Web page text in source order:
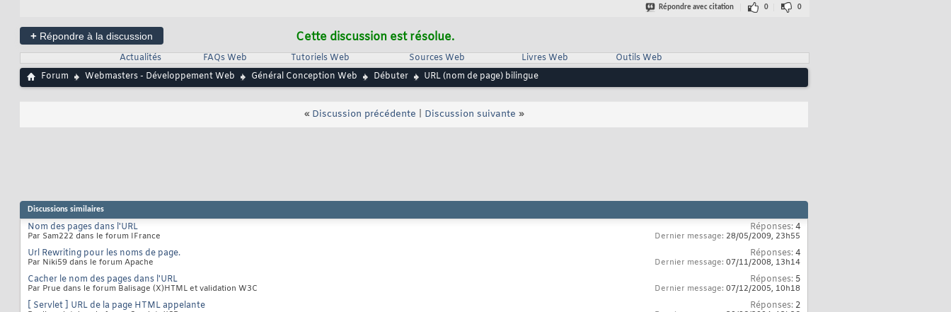
Répondre avec citation 0 0
+ Répondre à la discussion Cette discussion est résolue.
Actualités FAQs Web Tutoriels Web Sources Web Livres Web
Outils Web
Forum
Webmasters - Développement Web Général Conception Web Débuter URL (nom de page) bilingue
« Discussion précédente Discussion suivante »
Discussions similaires
Nom des pages dans l'URL
Par Sam222 dans le forum IFrance
Réponses:4
Dernier message: 28/05/2009, 23h55
Url Rewriting pour les noms de page.
Par Niki59 dans le forum Apache
Réponses:4
Dernier message: 07/11/2008, 13h14
Cacher le nom des pages dans l'URL
Par Prue dans le forum Balisage (X)HTML et validation W3C
Réponses: 5
Dernier message: 07/12/2005, 10h18
[ Servlet ] URL de la page HTML appelante Réponses: 2